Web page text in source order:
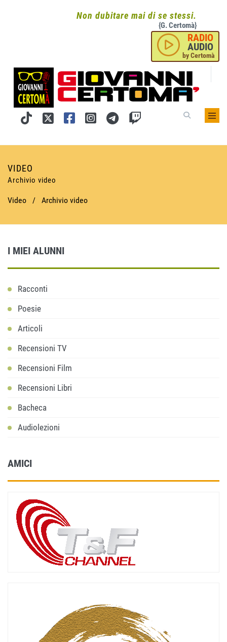
Non dubitare mai di se stessi.
{G. Certomà}
RADIO
AUDIO
by Certomà
VIDEO
Archivio video
Video / Archivio video
I MIEI ALUNNI
Racconti
Poesie
Articoli
Recensioni TV
Recensioni Film
Recensioni Libri
Bacheca
Audiolezioni
AMICI